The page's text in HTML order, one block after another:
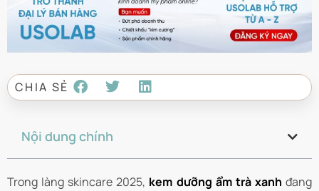
CHIA SẺ
Nội dung chính
Trong làng skincare 2025, kem dưỡng ẩm trà xanh đang